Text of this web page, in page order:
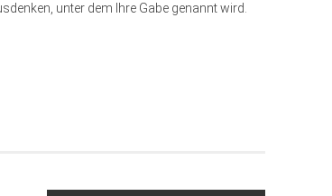
unter dem Ihre Gabe genannt wird.